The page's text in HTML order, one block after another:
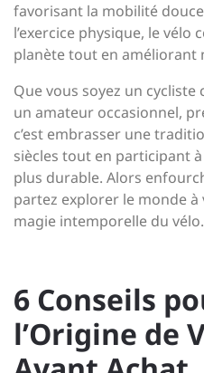
favorisant la mobilité
l’exercice physique, le
planète tout en améliorant
Que vous soyez un
un amateur occasionnel,
c’est embrasser une
siècles tout en participant
plus durable. Alors
partez explorer le monde
magie intemporelle du vélo.
6 Conseils
l’Origine de